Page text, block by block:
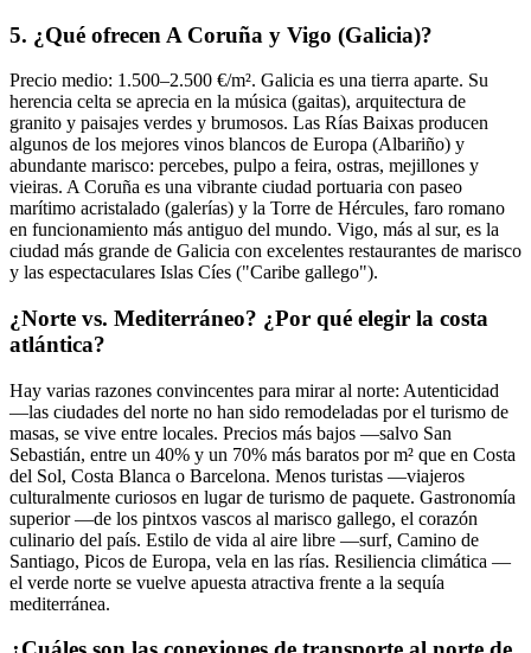
5. ¿Qué ofrecen A Coruña y Vigo (Galicia)?
Precio medio: 1.500–2.500 €/m². Galicia es una tierra aparte. Su
herencia celta se aprecia en la música (gaitas), arquitectura de
granito y paisajes verdes y brumosos. Las Rías Baixas producen
algunos de los mejores vinos blancos de Europa (Albariño) y
abundante marisco: percebes, pulpo a feira, ostras, mejillones y
vieiras. A Coruña es una vibrante ciudad portuaria con paseo
marítimo acristalado (galerías) y la Torre de Hércules, faro romano
en funcionamiento más antiguo del mundo. Vigo, más al sur, es la
ciudad más grande de Galicia con excelentes restaurantes de marisco
y las espectaculares Islas Cíes ("Caribe gallego").
¿Norte vs. Mediterráneo? ¿Por qué elegir la costa
atlántica?
Hay varias razones convincentes para mirar al norte: Autenticidad
—las ciudades del norte no han sido remodeladas por el turismo de
masas, se vive entre locales. Precios más bajos —salvo San
Sebastián, entre un 40% y un 70% más baratos por m² que en Costa
del Sol, Costa Blanca o Barcelona. Menos turistas —viajeros
culturalmente curiosos en lugar de turismo de paquete. Gastronomía
superior —de los pintxos vascos al marisco gallego, el corazón
culinario del país. Estilo de vida al aire libre —surf, Camino de
Santiago, Picos de Europa, vela en las rías. Resiliencia climática —
el verde norte se vuelve apuesta atractiva frente a la sequía
mediterránea.